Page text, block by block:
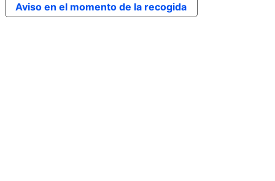
Aviso en el momento de la recogida